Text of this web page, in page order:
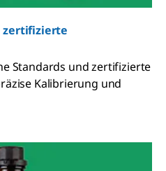
zertifizierte
Standards und zertifizierte
Kalibrierung und